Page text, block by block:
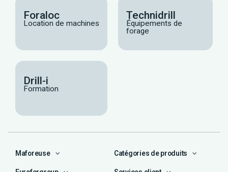
Foraloc
Location de machines
Technidrill
Équipements de
forage
Drill-i
Formation
Maforeuse Catégories de produits